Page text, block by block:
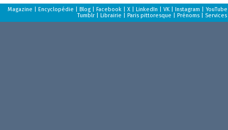
Magazine |Encyclopédie |Blog |Facebook |X |LinkedIn |VK |Instagram |YouTube
Tumblr |Librairie |Paris pittoresque |Prénoms Services